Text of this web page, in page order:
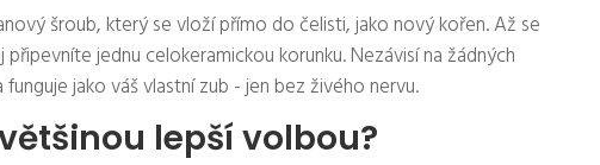
šroub, který se vloží přímo do čelisti, jako nový kořen. Až se
jednu celokeramickou korunku. Nezávisí na žádných
jako váš vlastní zub - jen bez živého nervu.
lepší volbou?